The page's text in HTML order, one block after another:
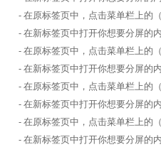
- 在原标签页中，点击菜单栏上的
- 在新标签页中打开你想要分屏的内
- 在原标签页中，点击菜单栏上的
- 在新标签页中打开你想要分屏的内
- 在原标签页中，点击菜单栏上的
- 在新标签页中打开你想要分屏的内
- 在原标签页中，点击菜单栏上的
- 在新标签页中打开你想要分屏的内